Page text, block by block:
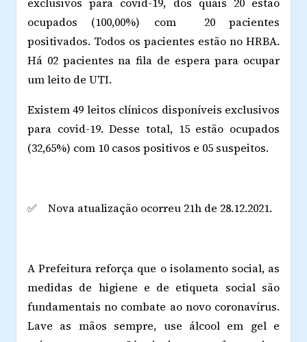
ocupados (100,00%) com 20 pacientes
positivados. Todos os pacientes estão no HRBA.
Há 02 pacientes na fila de espera para ocupar
um leito de UTI.
Existem 49 leitos clínicos disponíveis exclusivos
para covid-19. Desse total, 15 estão ocupados
(32,65%) com 10 casos positivos e 05 suspeitos.
✅ Nova atualização ocorreu 21h de 28.12.2021.
A Prefeitura reforça que o isolamento social, as
medidas de higiene e de etiqueta social são
fundamentais no combate ao novo coronavírus.
Lave as mãos sempre, use álcool em gel e